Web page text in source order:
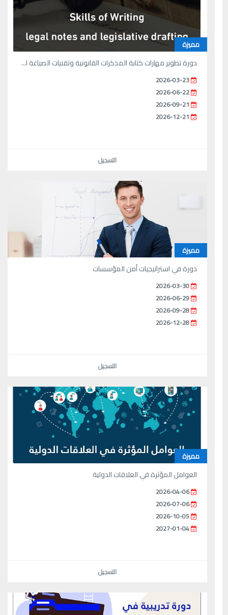
مميزة
دورة تطوير مهارات كتابة المذكرات القانونية وتقنيات الصياغة ا...
2026-03-23
2026-06-22
2026-09-21
2026-12-21
التسجيل
مميزة
دورة في استراتيجيات أمن المؤسسات
2026-03-30
2026-06-29
2026-09-28
2026-12-28
التسجيل
مميزة
العوامل المؤثرة في العلاقات الدولية
2026-04-06
2026-07-06
2026-10-05
2027-01-04
التسجيل